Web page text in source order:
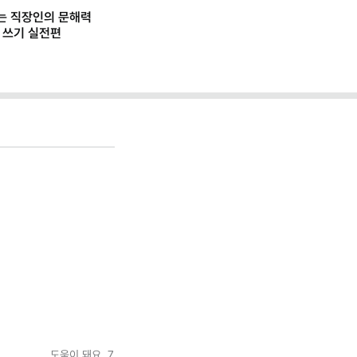
직장인의 문해력
기 실전편
도움이 돼요 7